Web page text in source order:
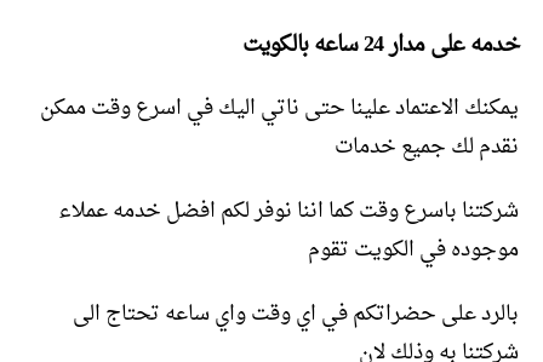
خدمه على مدار 24 ساعه بالكويت
يمكنك الاعتماد علينا حتى ناتي اليك في اسرع وقت ممكن
نقدم لك جميع خدمات
شركتنا باسرع وقت كما اننا نوفر لكم افضل خدمه عملاء
موجوده في الكويت تقوم
بالرد على حضراتكم في اي وقت واي ساعه تحتاج الى
شركتنا به وذلك لان